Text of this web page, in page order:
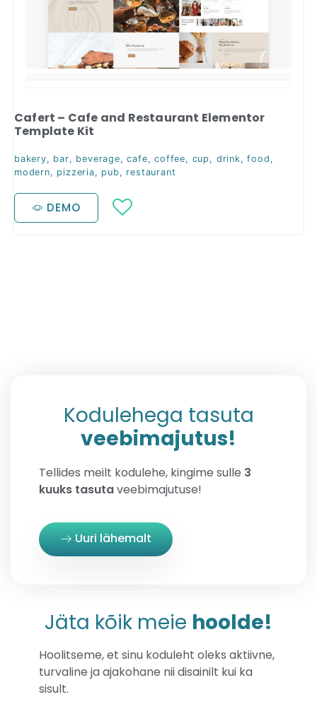
Cafert – Cafe and Restaurant Elementor
Template Kit
bakery, bar, beverage,cafe,coffee, cup , drink,food ,
modern, pizzeria, pub, restaurant
DEMO
Kodulehega tasuta
veebimajutus!
Tellides meilt kodulehe, kingime sulle 3
kuuks tasutaveebimajutuse!
Uuri lähemalt
Jäta kõik meie hoolde!
Hoolitseme, et sinu koduleht oleks aktiivne,
turvaline ja ajakohane nii disainilt kui ka
sisult.